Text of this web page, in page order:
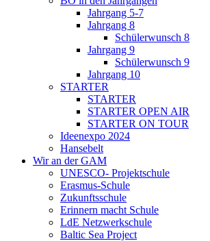
Jahrgang 5-7
Jahrgang 8
Schülerwunsch 8
Jahrgang 9
Schülerwunsch 9
Jahrgang 10
STARTER
STARTER
STARTER OPEN AIR
STARTER ON TOUR
Ideenexpo 2024
Hansebelt
Wir an der GAM
UNESCO- Projektschule
Erasmus-Schule
Zukunftsschule
Erinnern macht Schule
LdE Netzwerkschule
Baltic Sea Project